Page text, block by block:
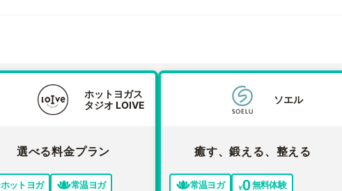
ホットヨガス
タジオ LOIVE
選べる料金プラン
ホットヨガ
常温ヨガ
ソエル
癒す、鍛える、整える
常温ヨガ
無料体験